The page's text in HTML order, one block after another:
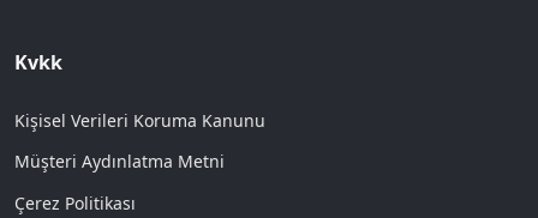
Kvkk
Kişisel Verileri Koruma Kanunu
Müşteri Aydınlatma Metni
Çerez Politikası